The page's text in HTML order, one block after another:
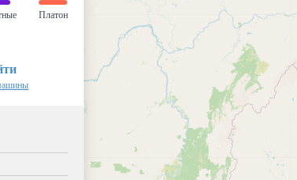
Платон